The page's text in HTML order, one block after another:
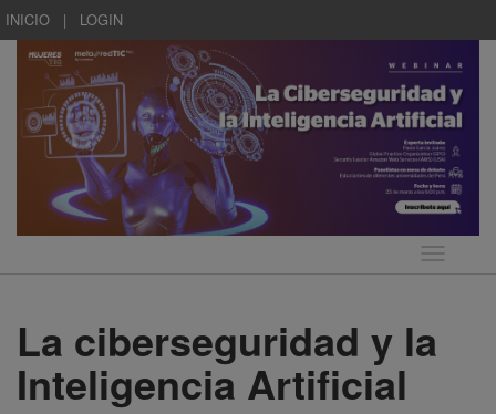
INICIO | LOGIN
Idioma
La ciberseguridad y la
Inteligencia Artificial